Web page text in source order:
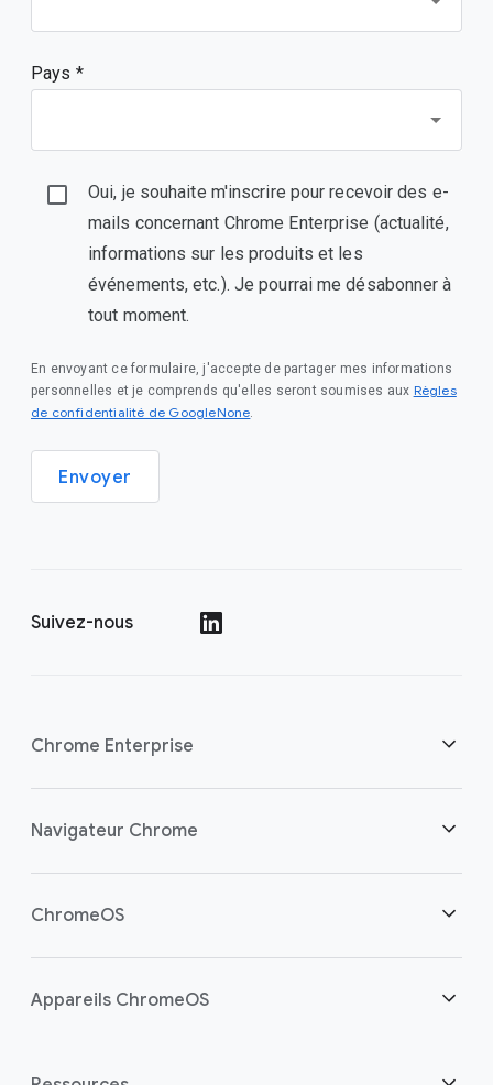
Pays *
Oui, je souhaite m'inscrire pour recevoir des e-
mails concernant Chrome Enterprise (actualité,
informations sur les produits et les
événements, etc.). Je pourrai me désabonner à
tout moment.
En envoyant ce formulaire, j'accepte de partager mes informations
personnelles et je comprends qu'elles seront soumises aux Règles
de confidentialité de GoogleNone.
Envoyer
Suivez-nous
Chrome Enterprise
Sécurité
Navigateur Chrome
Aperçu
ChromeOS
Aperçu
Appareils ChromeOS
Aperçu